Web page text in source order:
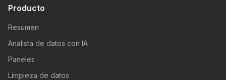
Producto
Resumen
Analista de datos con IA
Paneles
Limpieza de datos